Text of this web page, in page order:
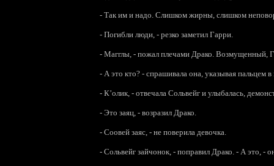
- Так им и надо. Слишком жирны, слишком
- Погибли люди, - резко заметил Гарри.
- Магглы, - пожал плечами Драко. Возмущенный,
- А это кто? - спрашивала она, указывая пальцем
- К’олик, - отвечала Сольвейг и улыбалась,
- Это заяц, - возразил Драко.
- Соовей заяс, - не поверила девочка.
- Сольвейг зайчонок, - поправил Драко. - А это, -